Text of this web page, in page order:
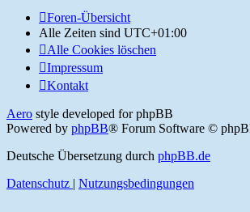
Foren-Übersicht
Alle Zeiten sind UTC+01:00
Alle Cookies löschen
Impressum
Kontakt
Aero style developed for phpBB
Powered by phpBB® Forum Software ©
Deutsche Übersetzung durch phpBB.de
Datenschutz
Nutzungsbedingungen